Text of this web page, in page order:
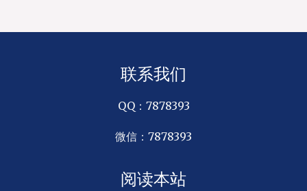
联系我们
QQ：7878393
微信：7878393
阅读本站